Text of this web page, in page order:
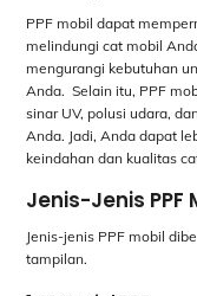
PPF mobil dapat
melindungi cat mobil
mengurangi kebutuhan
Anda. Selain itu, PPF
sinar UV, polusi udara,
Anda. Jadi, Anda dapat
keindahan dan kualitas
Jenis-Jenis PPF
Jenis-jenis PPF mobil
tampilan.